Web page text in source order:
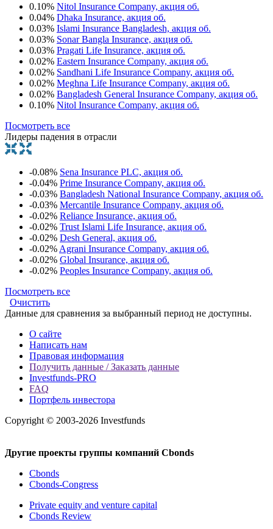
0.10% Nitol Insurance Company, акция об.
0.04% Dhaka Insurance, акция об.
0.03% Islami Insurance Bangladesh, акция об.
0.03% Sonar Bangla Insurance, акция об.
0.03% Pragati Life Insurance, акция об.
0.02% Eastern Insurance Company, акция об.
0.02% Sandhani Life Insurance Company, акция об.
0.02% Meghna Life Insurance Company, акция об.
0.02% Bangladesh General Insurance Company, акция об.
0.10% Nitol Insurance Company, акция об.
Посмотреть все
Лидеры падения в отрасли
-0.08% Sena Insurance PLC, акция об.
-0.04% Prime Insurance Company, акция об.
-0.03% Bangladesh National Insurance Company, акция об.
-0.03% Mercantile Insurance Company, акция об.
-0.02% Reliance Insurance, акция об.
-0.02% Trust Islami Life Insurance, акция об.
-0.02% Desh General, акция об.
-0.02% Agrani Insurance Company, акция об.
-0.02% Global Insurance, акция об.
-0.02% Peoples Insurance Company, акция об.
Посмотреть все
Очистить
Данные для сравнения за выбранный период не доступны.
О сайте
Написать нам
Правовая информация
Получить данные / Заказать данные
Investfunds-PRO
FAQ
Портфель инвестора
Copyright © 2003-2026 Investfunds
Другие проекты группы компаний Cbonds
Cbonds
Cbonds-Congress
Private equity and venture capital
Cbonds Review